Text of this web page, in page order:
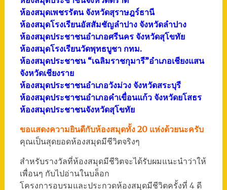
ห้องสมุดเพชรรัตน จังหวัดสุราษฎร์ธานี
ห้องสมุดโรงเรียนอัสสัมชัญลำปาง จังหวัดลำปาง
ห้องสมุดประชาชนอำเภอศรีนคร จังหวัดสุโขทัย
ห้องสมุดโรงเรียนวัดพุทธบูชา กทม.
ห้องสมุดประชาชน “เฉลิมราชกุมารี”อำเภอเชียงแสน
จังหวัดเชียงราย
ห้องสมุดประชาชนอำเภอวังม่วง จังหวัดสระบุรี
ห้องสมุดประชาชนอำเภอคำเขื่อนแก้ว จังหวัดยโสธร
ห้องสมุดประชาชนจังหวัดสุโขทัย
ขอแสดงความยินดีกับห้องสมุดทั้ง 20 แห่งด้วยนะครับ
คุณเป็นสุดยอดห้องสมุดมีชีวิตจริงๆ
สำหรับรางวัลที่ห้องสมุดมีชีวิตจะได้รับผมแนะนำว่าให้
เพื่อนๆ กับไปอ่านในบล็อก
โครงการอบรมและประกวดห้องสมุดมีชีวิตครั้งที่ 4 ดี